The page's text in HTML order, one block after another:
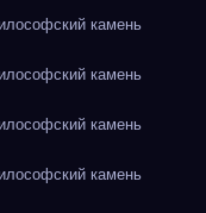
камень
камень
камень
камень